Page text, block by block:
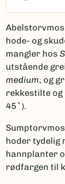
hode- og
mangler hos
utstående
medium, og
rekkestilte
45˚).
hoder tydelig
hannplanter
rødfargen til